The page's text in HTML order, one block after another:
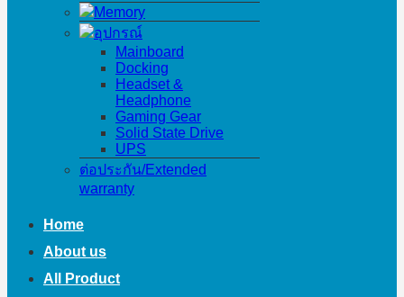
Memory
อุปกรณ์
Mainboard
Docking
Headset &
Headphone
Gaming Gear
Solid State Drive
UPS
ต่อประกัน/Extended
warranty
Home
About us
All Product